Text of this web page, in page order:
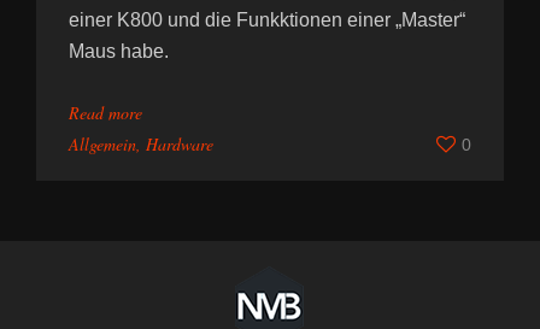
einer K800 und die Funkktionen einer „Master“
Maus habe.
Read more
Allgemein Hardware 0